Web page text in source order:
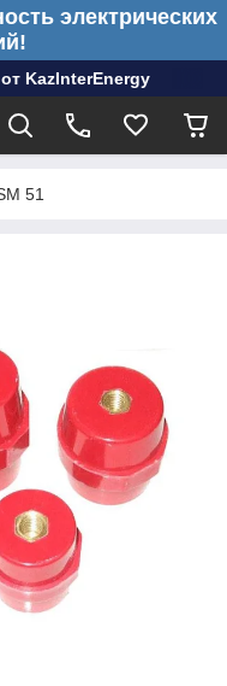
электрических
KazInterEnergy
51